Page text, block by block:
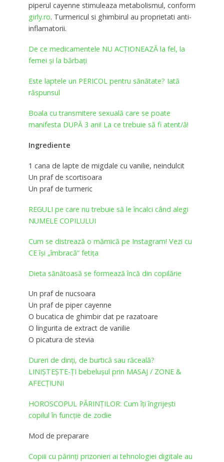
piperul cayenne stimuleaza metabolismul, conform
girly.ro. Turmericul si ghimbirul au proprietati anti-
inflamatorii.
De ce medicamentele NU ACŢIONEAZĂ la fel, la
femei și la bărbaţi
Este laptele un PERICOL pentru sănătate? Iată
răspunsul
Boala cu transmitere sexuală care se poate
manifesta DUPĂ 3 ani! La ce trebuie să fi atent/ă!
Ingrediente
1 cana de lapte de migdale cu vanilie, neindulcit
Un praf de scortisoara
Un praf de turmeric
REGULI pe care nu trebuie să le încalci când alegi
NUMELE COPILULUI
Cum se distrează o mămică pe Instagram! Vezi cu
CE îşi „îmbracă“ fetiţa
Dieta sănătoasă se formează încă din copilărie
Un praf de nucsoara
Un praf de piper cayenne
O bucatica de ghimbir dat pe razatoare
O lingurita de extract de vanilie
O picatura de stevia
Dureri de dinți, de burtică sau răceală?
LINIȘTEȘTE-ȚI bebelușul prin MASAJ / ZONE &
AFECȚIUNI
HOROSCOPUL PĂRINȚILOR: Cum îţi îngrijeşti
copilul în funcţie de zodie
Mod de preparare
Copiii cu părinți prizonieri ai tehnologiei digitale au